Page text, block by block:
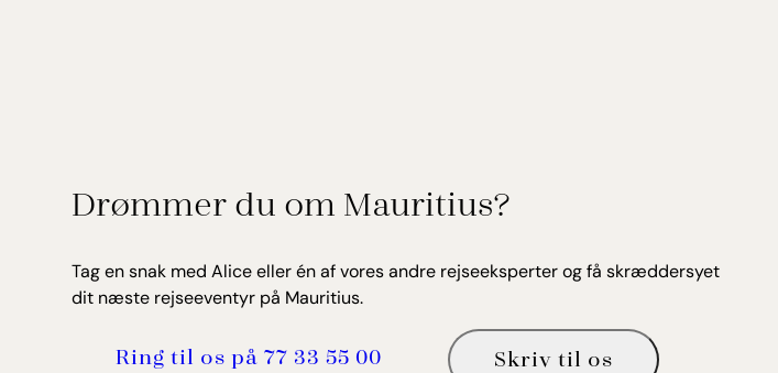
Drømmer du om Mauritius?
Tag en snak med Alice eller én af vores andre rejseeksperter og få skræddersyet
dit næste rejseeventyr på Mauritius.
Ring til os på 77 33 55 00 Skriv til os